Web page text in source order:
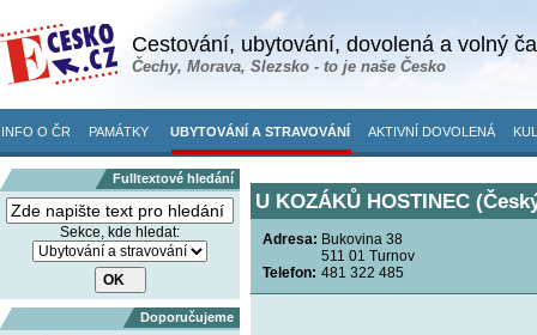
Cestování, ubytování, dovolená a volný
Čechy, Morava, Slezsko - to je naše Česko
INFO O ČR PAMÁTKY UBYTOVÁNÍ A STRAVOVÁNÍ AKTIVNÍ DOVOLENÁ
Fulltextové hledání
Sekce, kde hledat:
Doporučujeme
U KOZÁKŮ HOSTINEC
Adresa: Bukovina 38
511 01 Turnov
Telefon: 481 322 485